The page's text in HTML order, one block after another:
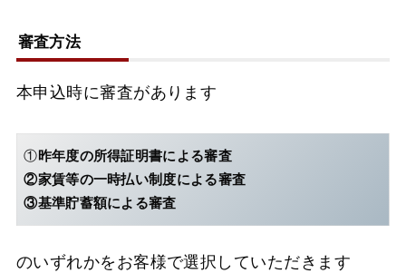
審査方法
本申込時に審査があります
①昨年度の所得証明書による審査
②家賃等の一時払い制度による審査
③基準貯蓄額による審査
のいずれかをお客様で選択していただきます